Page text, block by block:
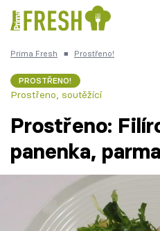
Česká kuchyně
Témata
Recepty
Prima Fresh ■ Prostřeno!
PROSTŘENO!
Prostřeno, soutěžící
Prostřeno:
panenka,